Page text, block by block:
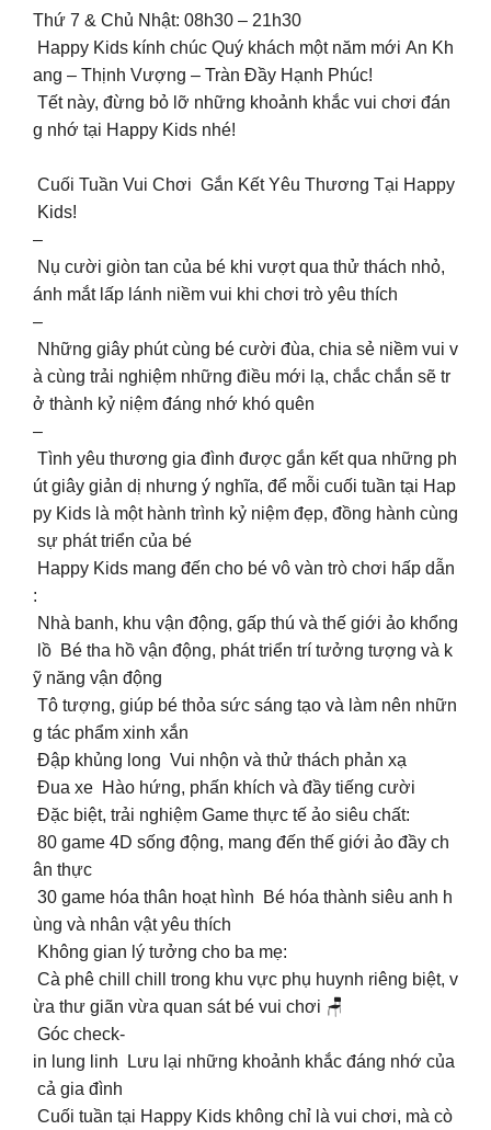
Thứ 7 & Chủ Nhật: 08h30 – 21h30
Happy Kids kính chúc Quý khách một năm mới An Kh
ang – Thịnh Vượng – Tràn Đầy Hạnh Phúc!
Tết này, đừng bỏ lỡ những khoảnh khắc vui chơi đán
g nhớ tại Happy Kids nhé!
Cuối Tuần Vui Chơi Gắn Kết Yêu Thương Tại Happy
Kids!
–
Nụ cười giòn tan của bé khi vượt qua thử thách nhỏ,
ánh mắt lấp lánh niềm vui khi chơi trò yêu thích
–
Những giây phút cùng bé cười đùa, chia sẻ niềm vui v
à cùng trải nghiệm những điều mới lạ, chắc chắn sẽ tr
ở thành kỷ niệm đáng nhớ khó quên
–
Tình yêu thương gia đình được gắn kết qua những ph
út giây giản dị nhưng ý nghĩa, để mỗi cuối tuần tại Hap
py Kids là một hành trình kỷ niệm đẹp, đồng hành cùng
sự phát triển của bé ️
Happy Kids mang đến cho bé vô vàn trò chơi hấp dẫn
:
Nhà banh, khu vận động, gấp thú và thế giới ảo khổng
lồ Bé tha hồ vận động, phát triển trí tưởng tượng và k
ỹ năng vận động
Tô tượng, giúp bé thỏa sức sáng tạo và làm nên nhữn
g tác phẩm xinh xắn ‍
Đập khủng long Vui nhộn và thử thách phản xạ
️ Đua xe Hào hứng, phấn khích và đầy tiếng cười
Đặc biệt, trải nghiệm Game thực tế ảo siêu chất:
80 game 4D sống động, mang đến thế giới ảo đầy ch
ân thực
30 game hóa thân hoạt hình Bé hóa thành siêu anh h
ùng và nhân vật yêu thích ‍️
Không gian lý tưởng cho ba mẹ:
Cà phê chill chill trong khu vực phụ huynh riêng biệt, v
ừa thư giãn vừa quan sát bé vui chơi 🪑
Góc check-
in lung linh Lưu lại những khoảnh khắc đáng nhớ của
cả gia đình ️
Cuối tuần tại Happy Kids không chỉ là vui chơi, mà cò